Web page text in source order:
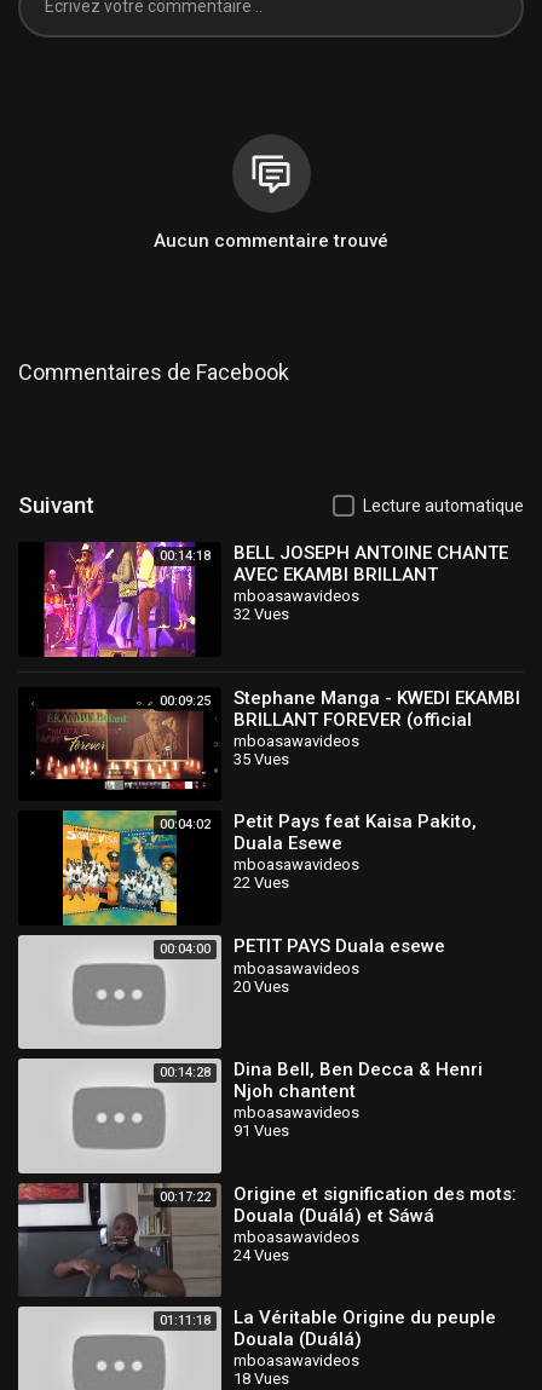
Aucun commentaire trouvé
Commentaires de Facebook
Suivant Lecture automatique
00:14:18
BELL JOSEPH ANTOINE CHANTE
AVEC EKAMBI BRILLANT
mboasawavideos
32 Vues
00:09:25
Stephane Manga - KWEDI EKAMBI
BRILLANT FOREVER (official
video) directed by GEORGES
MBIAGAM
mboasawavideos
35 Vues
00:04:02
Petit Pays feat Kaisa Pakito,
Duala Esewe
mboasawavideos
22 Vues
00:04:00 PETIT PAYS Duala esewe
mboasawavideos
20 Vues
00:14:28
Dina Bell, Ben Decca & Henri
Njoh chantent
mboasawavideos
91 Vues
00:17:22
Origine et signification des mots:
Douala (Duálá) et Sáwá
mboasawavideos
24 Vues
01:11:18
La Véritable Origine du peuple
Douala (Duálá)
mboasawavideos
18 Vues